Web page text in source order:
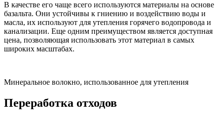
В качестве его чаще всего используются материалы на основе
базальта. Они устойчивы к гниению и воздействию воды и
масла, их используют для утепления горячего водопровода и
канализации. Еще одним преимуществом является доступная
цена, позволяющая использовать этот материал в самых
широких масштабах.
Минеральное волокно, использованное для утепления
Переработка отходов